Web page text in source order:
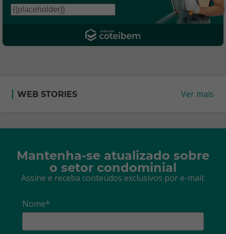
WEB STORIES Ver mais
Mantenha-se atualizado sobre
o setor condominial
Assine e receba conteúdos exclusivos por e-mail:
Nome*